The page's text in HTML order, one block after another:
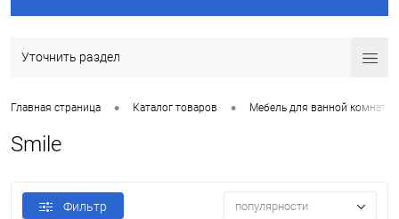
Уточнить раздел
Главная страница • Каталог товаров • Мебель для ванной комнаты
Smile
Фильтр популярности